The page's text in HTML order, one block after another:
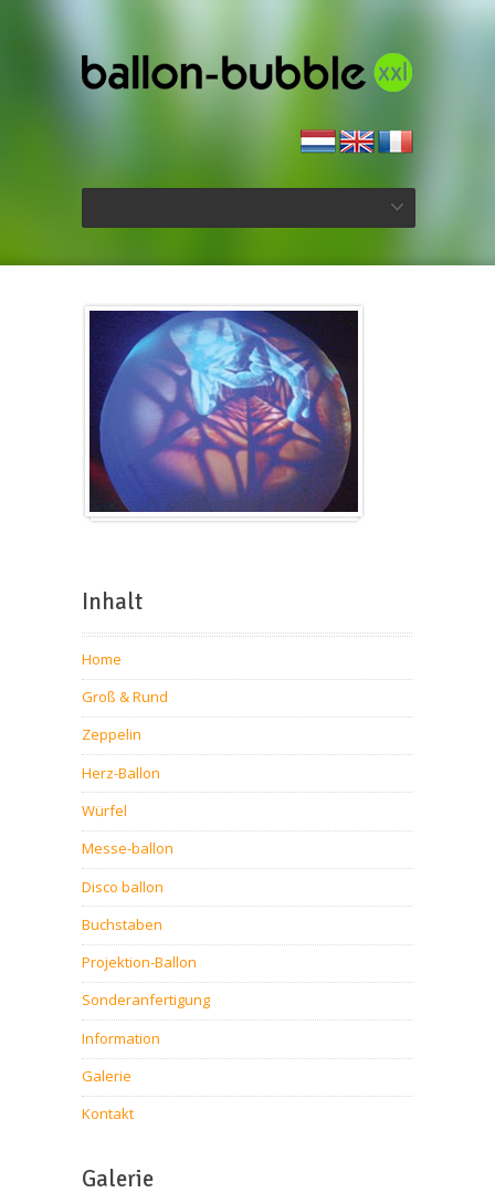
Inhalt
Home
Groß & Rund
Zeppelin
Herz-Ballon
Würfel
Messe-ballon
Disco ballon
Buchstaben
Projektion-Ballon
Sonderanfertigung
Information
Galerie
Kontakt
Galerie